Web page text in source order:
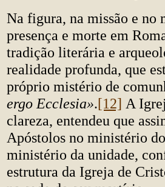
Na figura, na missão e no
presença e morte em
tradição literária e
realidade profunda, que
próprio mistério de
ergo Ecclesia».[12] A
clareza, entendeu que
Apóstolos no ministério
ministério da unidade,
estrutura da Igreja de